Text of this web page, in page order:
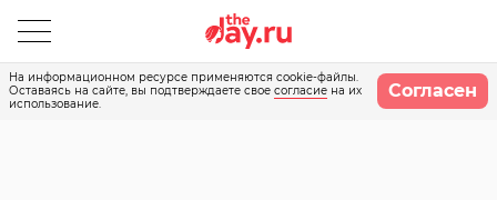
На информационном ресурсе применяются cookie-файлы.
Оставаясь на сайте, вы подтверждаете свое согласие на их
использование.
Согласен